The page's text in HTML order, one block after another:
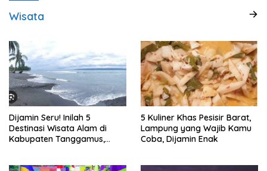
Wisata
Dijamin Seru! Inilah 5
Destinasi Wisata Alam di
Kabupaten Tanggamus,
5 Kuliner Khas Pesisir Barat,
Lampung yang Wajib Kamu
Coba, Dijamin Enak